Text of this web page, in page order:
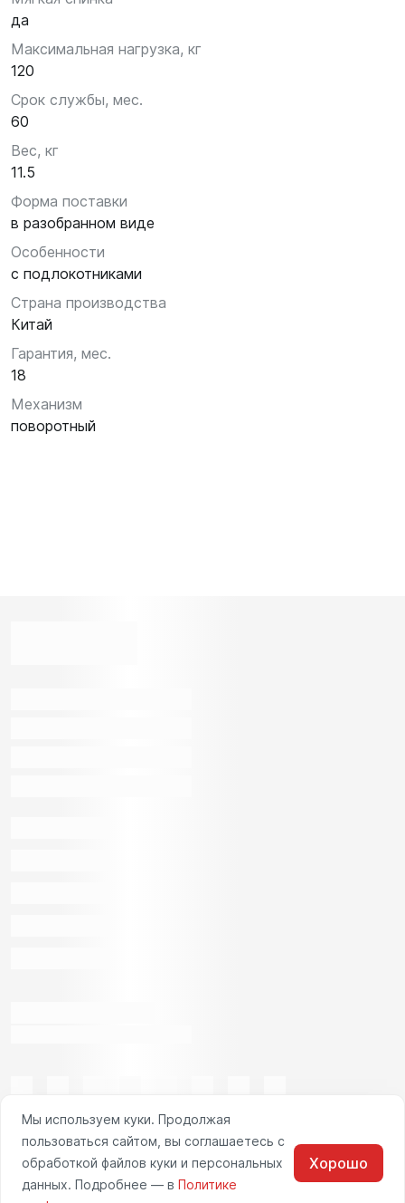
да
Максимальная нагрузка, кг
120
Срок службы, мес.
60
Вес, кг
11.5
Форма поставки
в разобранном виде
Особенности
с подлокотниками
Страна производства
Китай
Гарантия, мес.
18
Механизм
поворотный
Мы используем куки. Продолжая
пользоваться сайтом, вы соглашаетесь с
обработкой файлов куки и персональных
данных. Подробнее — в Политике
Хорошо